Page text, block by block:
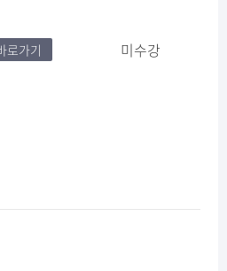
로가기 미수강